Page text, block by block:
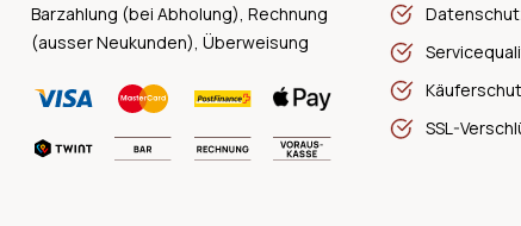
Barzahlung (bei Abholung), Rechnung
(ausser Neukunden), Überweisung
SSL-